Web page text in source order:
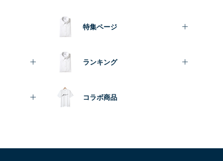
特集ページ
ランキング
コラボ商品